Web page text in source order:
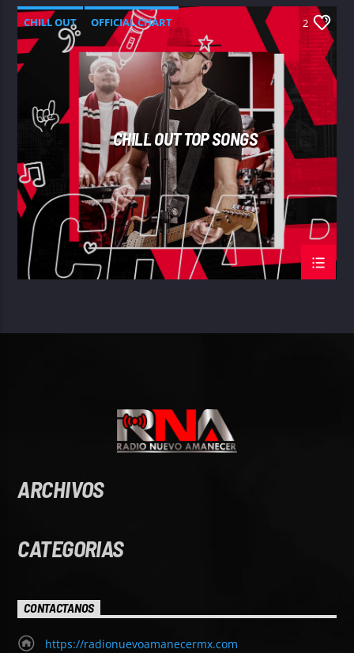
CHILL OUT
OFFICIAL CHART
SUMMER CHART
2
CHILL OUT TOP SONGS
ARCHIVOS
CATEGORIAS
CONTACTANOS
https://radionuevoamanecermx.com